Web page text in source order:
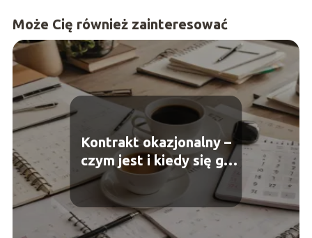
Może Cię również zainteresować
Kontrakt okazjonalny –
czym jest i kiedy się go
używa?